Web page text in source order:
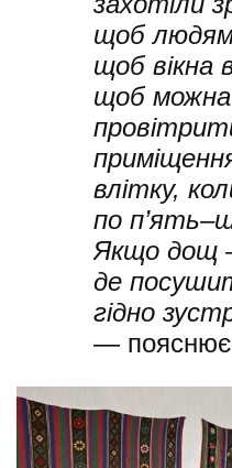
щоб людям
щоб вікна
щоб
влітку,
по
Якщо дощ
де
гідно
— пояснює